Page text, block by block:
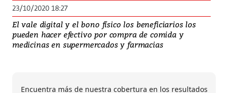
23/10/2020 18:27
El vale digital y el bono físico los beneficiarios los
pueden hacer efectivo por compra de comida y
medicinas en supermercados y farmacias
Encuentra más de nuestra cobertura en los resultados